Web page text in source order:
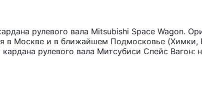
рулевого вала Mitsubishi Space Wagon.
в Москве и в ближайшем Подмосковье (Химки,
рулевого вала Митсубиси Спейс Вагон: